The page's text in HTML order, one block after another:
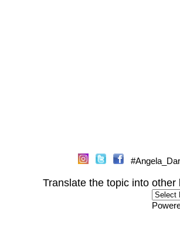
Translate the topic into other